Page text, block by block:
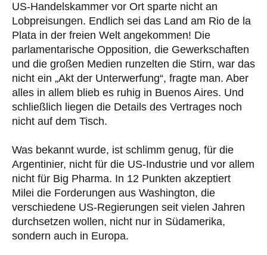
US-Handelskammer vor Ort sparte nicht an
Lobpreisungen. Endlich sei das Land am Rio de la
Plata in der freien Welt angekommen! Die
parlamentarische Opposition, die Gewerkschaften
und die großen Medien runzelten die Stirn, war das
nicht ein „Akt der Unterwerfung“, fragte man. Aber
alles in allem blieb es ruhig in Buenos Aires. Und
schließlich liegen die Details des Vertrages noch
nicht auf dem Tisch.
Was bekannt wurde, ist schlimm genug, für die
Argentinier, nicht für die US-Industrie und vor allem
nicht für Big Pharma. In 12 Punkten akzeptiert
Milei die Forderungen aus Washington, die
verschiedene US-Regierungen seit vielen Jahren
durchsetzen wollen, nicht nur in Südamerika,
sondern auch in Europa.